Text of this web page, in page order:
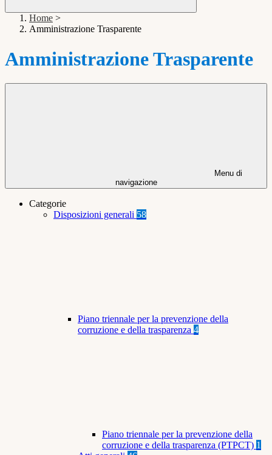
Home >
Amministrazione Trasparente
Amministrazione Trasparente
Menu di
navigazione
Categorie
Disposizioni generali 58
Piano triennale per la prevenzione della
corruzione e della trasparenza 4
Piano triennale per la prevenzione della
corruzione e della trasparenza (PTPCT) 1